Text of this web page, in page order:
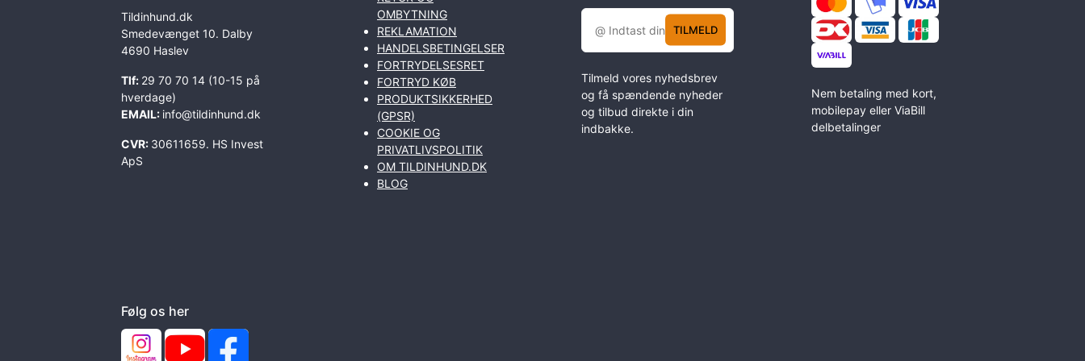
Tildinhund.dk
Smedevænget 10. Dalby
4690 Haslev
Tlf: 29 70 70 14 (10-15 på
hverdage)
EMAIL: info@tildinhund.dk
CVR: 30611659. HS Invest
ApS
OMBYTNING
REKLAMATION
HANDELSBETINGELSER
FORTRYDELSESRET
FORTRYD KØB
PRODUKTSIKKERHED
(GPSR)
COOKIE OG
PRIVATLIVSPOLITIK
OM TILDINHUND.DK
BLOG
TILMELD
Tilmeld vores nyhedsbrev
og få spændende nyheder
og tilbud direkte i din
indbakke.
Nem betaling med kort,
mobilepay eller ViaBill
delbetalinger
Følg os her